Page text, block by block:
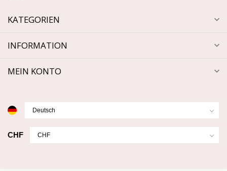
KATEGORIEN
INFORMATION
MEIN KONTO
CHF